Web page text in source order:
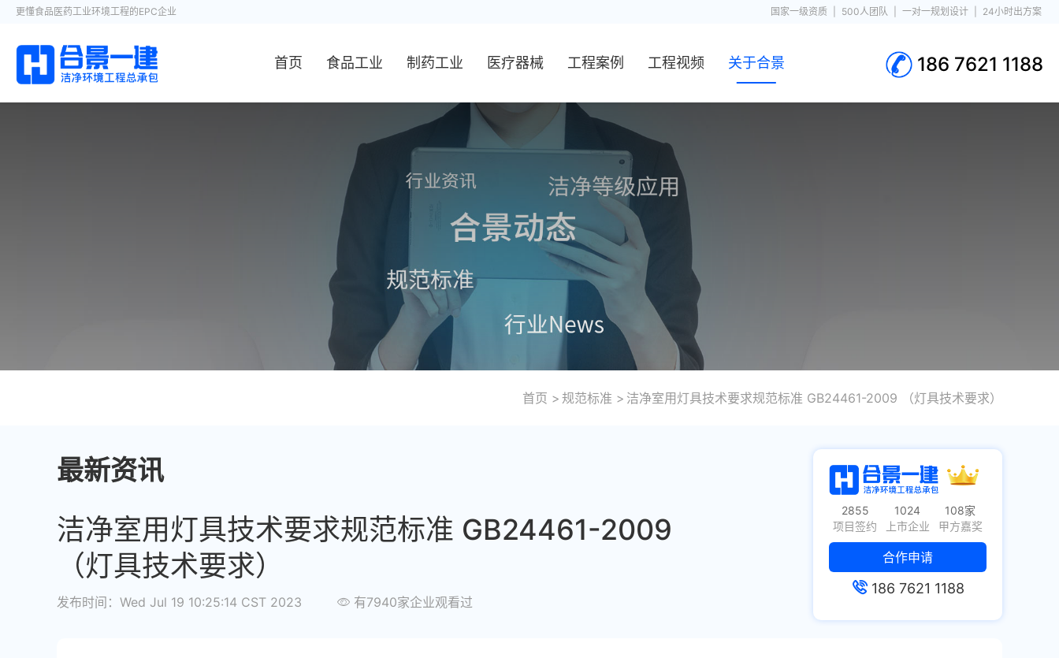
更懂食品医药工业环境工程的EPC企业 国家一级资质 500人团队 一对一规划设计 24小时出方案
首页 食品工业 制药工业 医疗器械 工程案例 工程视频 关于合景 186 7621 1188
首页 规范标准 洁净室用灯具技术要求规范标准 GB24461-2009 （灯具技术要求）
最新资讯
洁净室用灯具技术要求规范标准 GB24461-2009
（灯具技术要求）
发布时间：Wed Jul 19 10:25:14 CST 2023 有7940家企业观看过
2855
项目签约
1024
上市企业
108家
甲方嘉奖
合作申请
186 7621 1188